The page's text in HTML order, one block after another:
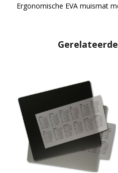
Ergonomische EVA muismat